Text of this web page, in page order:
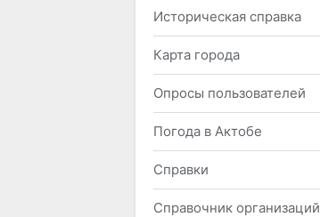
Историческая справка
Карта города
Опросы пользователей
Погода в Актобе
Справки
Справочник организаций